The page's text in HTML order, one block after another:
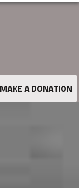
MAKE A DONATION